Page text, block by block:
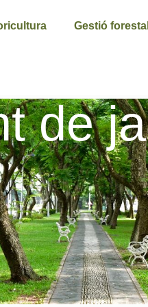
Gestió forestal
de